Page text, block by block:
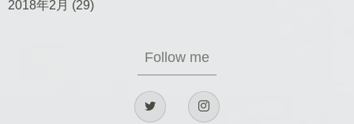
2018年2月 (29)
Follow me